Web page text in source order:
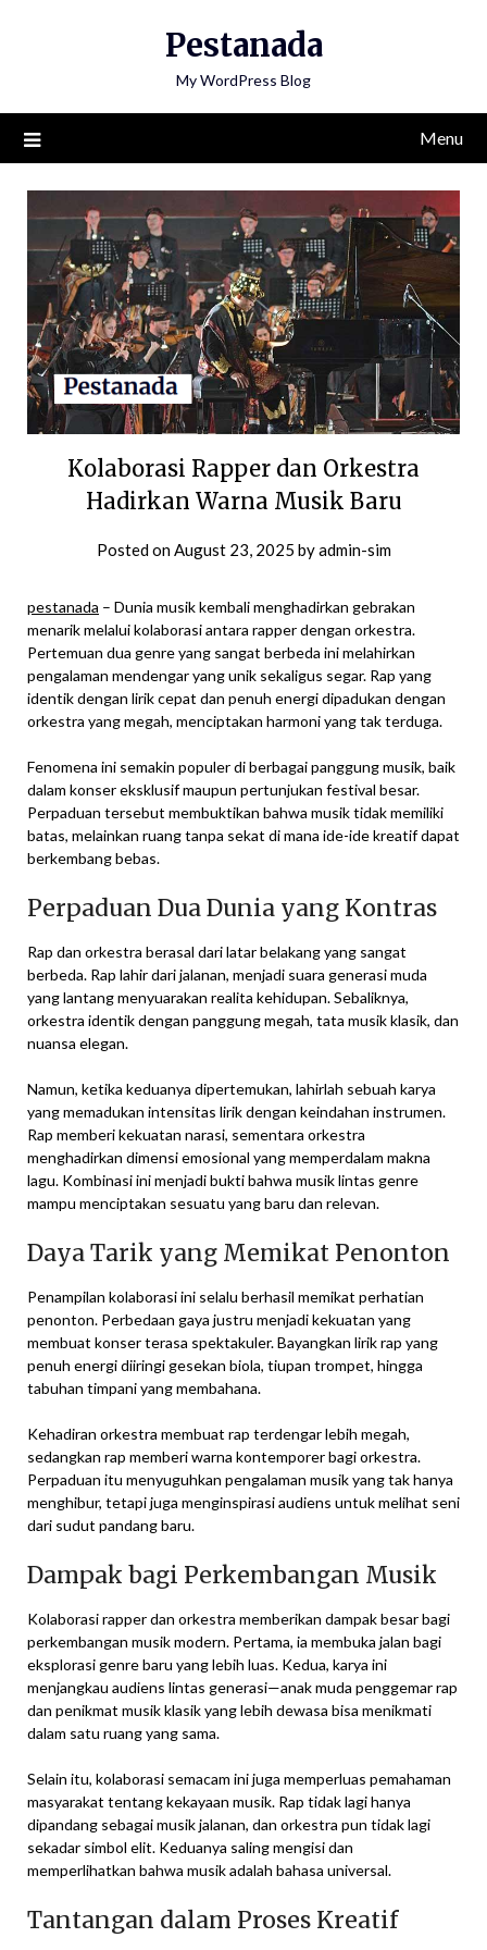
Pestanada
My WordPress Blog
Menu
Kolaborasi Rapper dan Orkestra
Hadirkan Warna Musik Baru
Posted onAugust 23, 2025 byadmin-sim
pestanada – Dunia musik kembali menghadirkan gebrakan
menarik melalui kolaborasi antara rapper dengan orkestra.
Pertemuan dua genre yang sangat berbeda ini melahirkan
pengalaman mendengar yang unik sekaligus segar. Rap yang
identik dengan lirik cepat dan penuh energi dipadukan dengan
orkestra yang megah, menciptakan harmoni yang tak terduga.
Fenomena ini semakin populer di berbagai panggung musik, baik
dalam konser eksklusif maupun pertunjukan festival besar.
Perpaduan tersebut membuktikan bahwa musik tidak memiliki
batas, melainkan ruang tanpa sekat di mana ide-ide kreatif dapat
berkembang bebas.
Perpaduan Dua Dunia yang Kontras
Rap dan orkestra berasal dari latar belakang yang sangat
berbeda. Rap lahir dari jalanan, menjadi suara generasi muda
yang lantang menyuarakan realita kehidupan. Sebaliknya,
orkestra identik dengan panggung megah, tata musik klasik, dan
nuansa elegan.
Namun, ketika keduanya dipertemukan, lahirlah sebuah karya
yang memadukan intensitas lirik dengan keindahan instrumen.
Rap memberi kekuatan narasi, sementara orkestra
menghadirkan dimensi emosional yang memperdalam makna
lagu. Kombinasi ini menjadi bukti bahwa musik lintas genre
mampu menciptakan sesuatu yang baru dan relevan.
Daya Tarik yang Memikat Penonton
Penampilan kolaborasi ini selalu berhasil memikat perhatian
penonton. Perbedaan gaya justru menjadi kekuatan yang
membuat konser terasa spektakuler. Bayangkan lirik rap yang
penuh energi diiringi gesekan biola, tiupan trompet, hingga
tabuhan timpani yang membahana.
Kehadiran orkestra membuat rap terdengar lebih megah,
sedangkan rap memberi warna kontemporer bagi orkestra.
Perpaduan itu menyuguhkan pengalaman musik yang tak hanya
menghibur, tetapi juga menginspirasi audiens untuk melihat seni
dari sudut pandang baru.
Dampak bagi Perkembangan Musik
Kolaborasi rapper dan orkestra memberikan dampak besar bagi
perkembangan musik modern. Pertama, ia membuka jalan bagi
eksplorasi genre baru yang lebih luas. Kedua, karya ini
menjangkau audiens lintas generasi—anak muda penggemar rap
dan penikmat musik klasik yang lebih dewasa bisa menikmati
dalam satu ruang yang sama.
Selain itu, kolaborasi semacam ini juga memperluas pemahaman
masyarakat tentang kekayaan musik. Rap tidak lagi hanya
dipandang sebagai musik jalanan, dan orkestra pun tidak lagi
sekadar simbol elit. Keduanya saling mengisi dan
memperlihatkan bahwa musik adalah bahasa universal.
Tantangan dalam Proses Kreatif